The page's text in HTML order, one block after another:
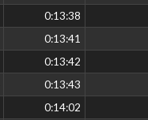
0:13:38
0:13:41
0:13:42
0:13:43
0:14:02